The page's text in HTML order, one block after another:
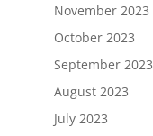
November 2023
October 2023
September 2023
August 2023
July 2023